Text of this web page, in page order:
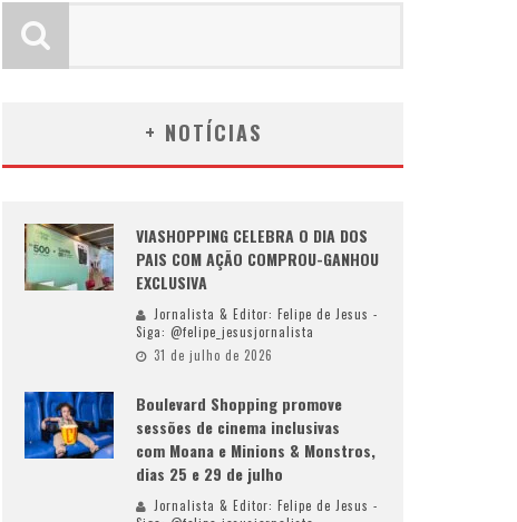
+ NOTÍCIAS
VIASHOPPING CELEBRA O DIA DOS
PAIS COM AÇÃO COMPROU-GANHOU
EXCLUSIVA
Jornalista & Editor: Felipe de Jesus -
Siga: @felipe_jesusjornalista
31 de julho de 2026
Boulevard Shopping promove
sessões de cinema inclusivas
com Moana e Minions & Monstros,
dias 25 e 29 de julho
Jornalista & Editor: Felipe de Jesus -